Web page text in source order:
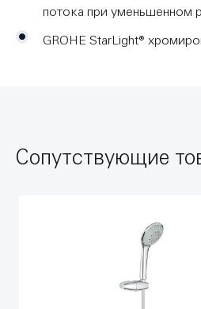
потока при уменьшенном
GROHE StarLight®
Сопутствующие